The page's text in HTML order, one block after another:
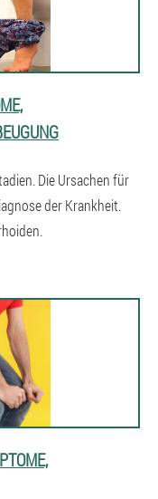
Die Ursachen für
der Krankheit.